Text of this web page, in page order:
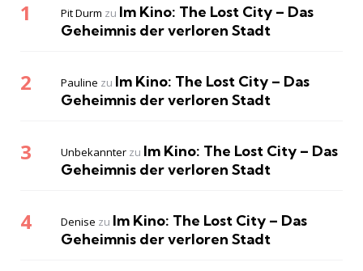
Pit Durm zu Im Kino: The Lost City – Das
Geheimnis der verloren Stadt
Pauline zu Im Kino: The Lost City – Das
Geheimnis der verloren Stadt
Unbekannter zu Im Kino: The Lost City – Das
Geheimnis der verloren Stadt
Denise zu Im Kino: The Lost City – Das
Geheimnis der verloren Stadt